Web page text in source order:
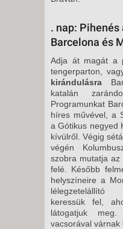
. nap:
Barcelona és
Adja át magát a
tengerparton,
kirándulásra
katalán
Programunkat
híres művével, a
a Gótikus negyed
kívülről. Végig
végén
szobra mutatja
felé. Ké­sőbb
helyszíneire a
lélegzetelállító
keressük fel,
látogatjuk meg.
vacsorával várnak